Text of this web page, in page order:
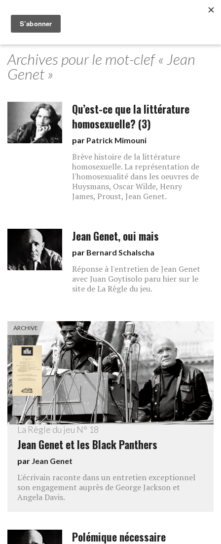
Archives pour le mot-clef « Jean
Genet »
Qu’est-ce que la littérature
homosexuelle? (3)
par Patrick Mimouni
Brève histoire de la littérature
homosexuelle. La représentation de
l'homosexualité dans les oeuvres de
Huysmans, Oscar Wilde, Henry
James, Proust, Jean Genet.
Jean Genet, oui mais
par Bernard Schalscha
Réponse à l'entretien de Jean Genet
avec Juan Goytisolo paru hier sur le
site de La Règle du jeu.
ARCHIVE
La Règle du jeu N° 18
Jean Genet et les Black Panthers
par Jean Genet
L'écrivain raconte dans un entretien exceptionnel
son engagement auprès de George Jackson et
Angela Davis.
Polémique nécessaire